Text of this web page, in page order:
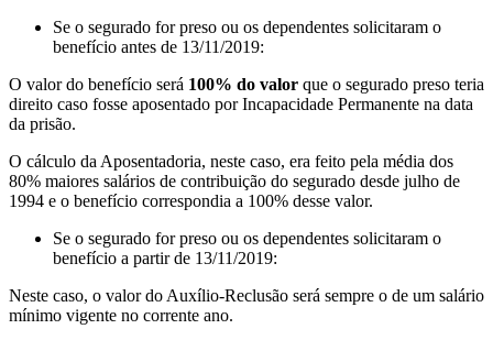
Se o segurado for preso ou os dependentes solicitaram o
benefício antes de 13/11/2019:
O valor do benefício será 100% do valor que o segurado preso teria
direito caso fosse aposentado por Incapacidade Permanente na data
da prisão.
O cálculo da Aposentadoria, neste caso, era feito pela média dos
80% maiores salários de contribuição do segurado desde julho de
1994 e o benefício correspondia a 100% desse valor.
Se o segurado for preso ou os dependentes solicitaram o
benefício a partir de 13/11/2019:
Neste caso, o valor do Auxílio-Reclusão será sempre o de um salário
mínimo vigente no corrente ano.